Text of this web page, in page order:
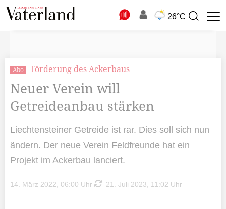
26°C
Suchbegriff
Abo Förderung des Ackerbaus
Neuer Verein will
Getreideanbau stärken
Liechtensteiner Getreide ist rar. Dies soll sich nun
ändern. Der neue Verein Feldfreunde hat ein
Projekt im Ackerbau lanciert.
14. März 2022, 06:00 Uhr 21. Juli 2023, 11:02 Uhr